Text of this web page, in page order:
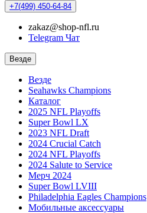
+7(499) 450-64-84
zakaz@shop-nfl.ru
Telegram Чат
Везде
Везде
Seahawks Champions
Каталог
2025 NFL Playoffs
Super Bowl LX
2023 NFL Draft
2024 Crucial Catch
2024 NFL Playoffs
2024 Salute to Service
Мерч 2024
Super Bowl LVIII
Philadelphia Eagles Champions
Мобильные аксессуары